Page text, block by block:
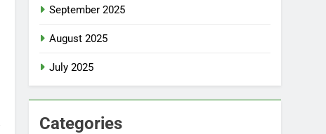
September 2025
August 2025
July 2025
Categories